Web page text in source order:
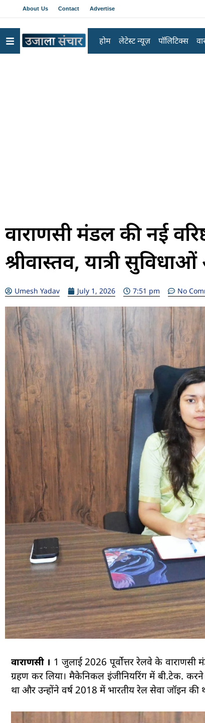
About Us Contact Advertise
होम लेटेस्ट न्यूज़ पॉलिटिक्स
वाराणसी मंडल की नई
श्रीवास्तव, यात्री
Umesh Yadav July 1, 2026 7:51 pm No
वाराणसी । 1 जुलाई 2026 पूर्वोत्तर रेलवे के वाराणसी
ग्रहण कर लिया। मैकेनिकल इंजीनियरिंग में बी.टेक. करने
था और उन्होंने वर्ष 2018 में भारतीय रेल सेवा जॉइन की